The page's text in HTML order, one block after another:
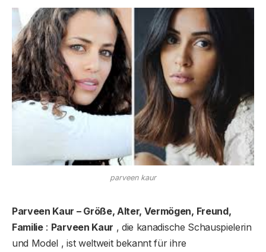
parveen kaur
Parveen Kaur – Größe, Alter, Vermögen, Freund,
Familie: Parveen Kaur , die kanadische Schauspielerin
und Model , ist weltweit bekannt für ihre